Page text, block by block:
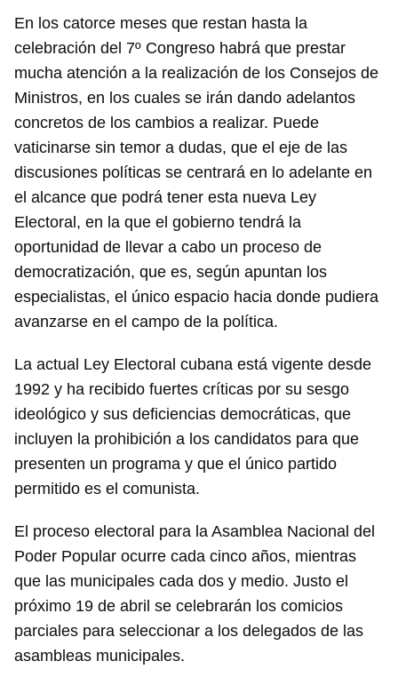
En los catorce meses que restan hasta la
celebración del 7º Congreso habrá que prestar
mucha atención a la realización de los Consejos de
Ministros, en los cuales se irán dando adelantos
concretos de los cambios a realizar. Puede
vaticinarse sin temor a dudas, que el eje de las
discusiones políticas se centrará en lo adelante en
el alcance que podrá tener esta nueva Ley
Electoral, en la que el gobierno tendrá la
oportunidad de llevar a cabo un proceso de
democratización, que es, según apuntan los
especialistas, el único espacio hacia donde pudiera
avanzarse en el campo de la política.
La actual Ley Electoral cubana está vigente desde
1992 y ha recibido fuertes críticas por su sesgo
ideológico y sus deficiencias democráticas, que
incluyen la prohibición a los candidatos para que
presenten un programa y que el único partido
permitido es el comunista.
El proceso electoral para la Asamblea Nacional del
Poder Popular ocurre cada cinco años, mientras
que las municipales cada dos y medio. Justo el
próximo 19 de abril se celebrarán los comicios
parciales para seleccionar a los delegados de las
asambleas municipales.